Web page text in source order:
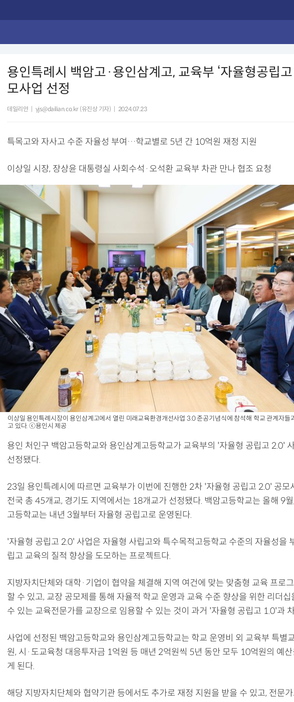
용인특례시 백암고·용인삼계고, 교육부 ‘자율형공립고
모사업 선정
데일리안 yjs@dailian.co.kr (유진상 기자) 2024.07.23
특목고와 자사고 수준 자율성 부여…학교별로 5년 간 10억원 재정 지원
이상일 시장, 장상윤 대통령실 사회수석·오석환 교육부 차관 만나 협조 요청
이상일 용인특례시장이 용인삼계고에서 열린 미래교육환경개선사업 3.0 준공기념식에 참석해 학교 관계자들
고 있다. ⓒ용인시 제공
용인 처인구 백암고등학교와 용인삼계고등학교가 교육부의 '자율형 공립고 2.0'
선정됐다.
23일 용인특례시에 따르면 교육부가 이번에 진행한 2차 '자율형 공립고 2.0' 공모
전국 총 45개교, 경기도 지역에서는 18개교가 선정됐다. 백암고등학교는 올해 9
고등학교는 내년 3월부터 자율형 공립고로 운영된다.
'자율형 공립고 2.0' 사업은 자율형 사립고와 특수목적고등학교 수준의 자율성을
립고 교육의 질적 향상을 도모하는 프로젝트다.
지방자치단체와 대학·기업이 협약을 체결해 지역 여건에 맞는 맞춤형 교육 프로
할 수 있고, 교장 공모제를 통해 자율적 학교 운영과 교육 수준 향상을 위한 리더십
수 있는 교육전문가를 교장으로 임용할 수 있는 것이 과거 '자율형 공립고 1.0'과
사업에 선정된 백암고등학교와 용인삼계고등학교는 학교 운영비 외 교육부 특별
원, 시·도교육청 대응투자금 1억원 등 매년 2억원씩 5년 동안 모두 10억원의 예
게 된다.
해당 지방자치단체와 협약기관 등에서도 추가로 재정 지원을 받을 수 있고, 전문